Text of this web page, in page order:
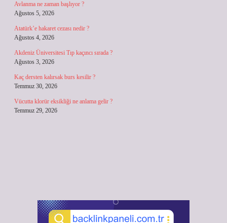
Avlanma ne zaman başlıyor ?
Ağustos 5, 2026
Atatürk’e hakaret cezası nedir ?
Ağustos 4, 2026
Akdeniz Üniversitesi Tıp kaçıncı sırada ?
Ağustos 3, 2026
Kaç dersten kalırsak burs kesilir ?
Temmuz 30, 2026
Vücutta klorür eksikliği ne anlama gelir ?
Temmuz 29, 2026